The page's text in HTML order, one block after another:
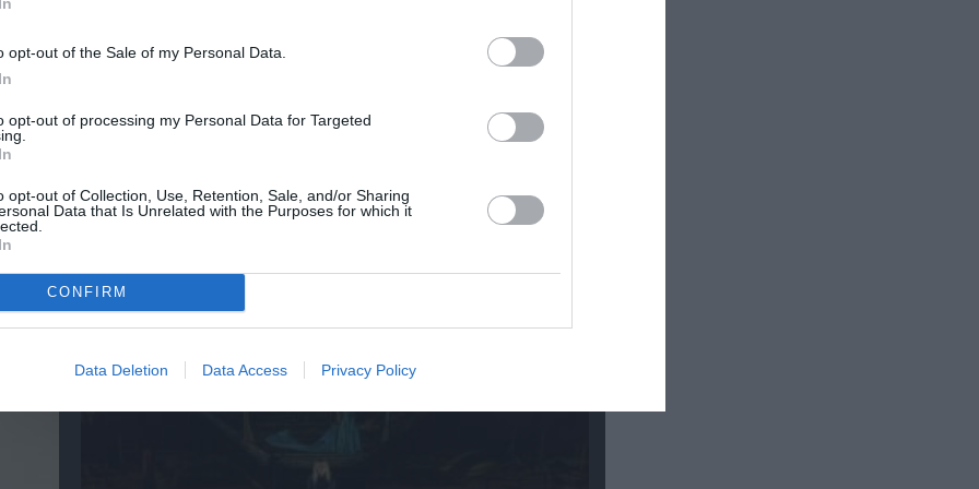
opt-out of the Sale of my Personal Data.
opt-out of processing my Personal Data for Targeted
opt-out of Collection, Use, Retention, Sale, and/or Sharing
Data that Is Unrelated with the Purposes for which it
CONFIRM
Data Deletion Data Access Privacy Policy
και τον Πολιτισμό!
Σχετικά Άρθρα